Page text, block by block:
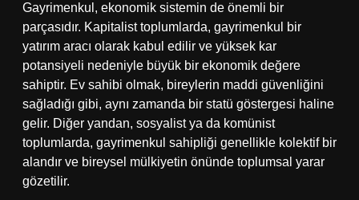
Gayrimenkul, ekonomik sistemin de önemli bir
parçasıdır. Kapitalist toplumlarda, gayrimenkul bir
yatırım aracı olarak kabul edilir ve yüksek kar
potansiyeli nedeniyle büyük bir ekonomik değere
sahiptir. Ev sahibi olmak, bireylerin maddi güvenliğini
sağladığı gibi, aynı zamanda bir statü göstergesi haline
gelir. Diğer yandan, sosyalist ya da komünist
toplumlarda, gayrimenkul sahipliği genellikle kolektif bir
alandır ve bireysel mülkiyetin önünde toplumsal yarar
gözetilir.